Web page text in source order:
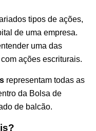
tipos de ações,
de uma empresa.
uma das
ações escriturais.
representam todas as
da Bolsa de
de balcão.